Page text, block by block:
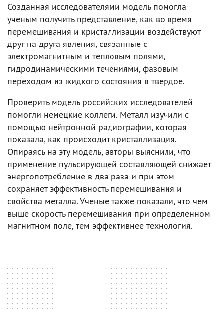
Созданная исследователями модель помогла
ученым получить представление, как во время
перемешивания и кристаллизации воздействуют
друг на друга явления, связанные с
электромагнитным и тепловым полями,
гидродинамическими течениями, фазовым
переходом из жидкого состояния в твердое.
Проверить модель российских исследователей
помогли немецкие коллеги. Металл изучили с
помощью нейтронной радиографии, которая
показала, как происходит кристаллизация.
Опираясь на эту модель, авторы выяснили, что
применение пульсирующей составляющей снижает
энергопотребление в два раза и при этом
сохраняет эффективность перемешивания и
свойства металла. Ученые также показали, что чем
выше скорость перемешивания при определенном
магнитном поле, тем эффективнее технология.